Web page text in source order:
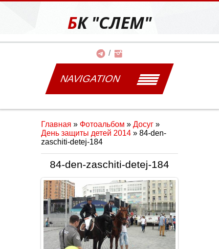
БК "СЛЕМ"
NAVIGATION
Главная » Фотоальбом » Досуг »
День защиты детей 2014 » 84-den-
zaschiti-detej-184
84-den-zaschiti-detej-184